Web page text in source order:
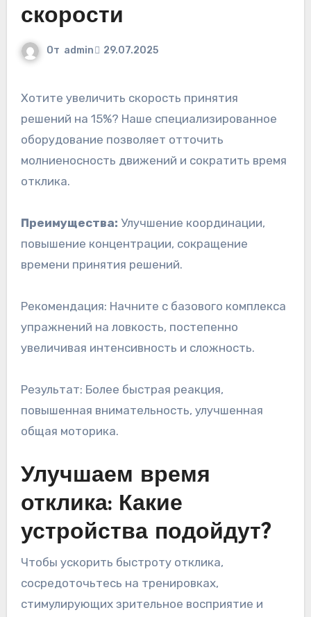
скорости
От admin 29.07.2025
Хотите увеличить скорость принятия
решений на 15%? Наше специализированное
оборудование позволяет отточить
молниеносность движений и сократить время
отклика.
Преимущества: Улучшение координации,
повышение концентрации, сокращение
времени принятия решений.
Рекомендация: Начните с базового комплекса
упражнений на ловкость, постепенно
увеличивая интенсивность и сложность.
Результат: Более быстрая реакция,
повышенная внимательность, улучшенная
общая моторика.
Улучшаем время
отклика: Какие
устройства подойдут?
Чтобы ускорить быстроту отклика,
сосредоточьтесь на тренировках,
стимулирующих зрительное восприятие и